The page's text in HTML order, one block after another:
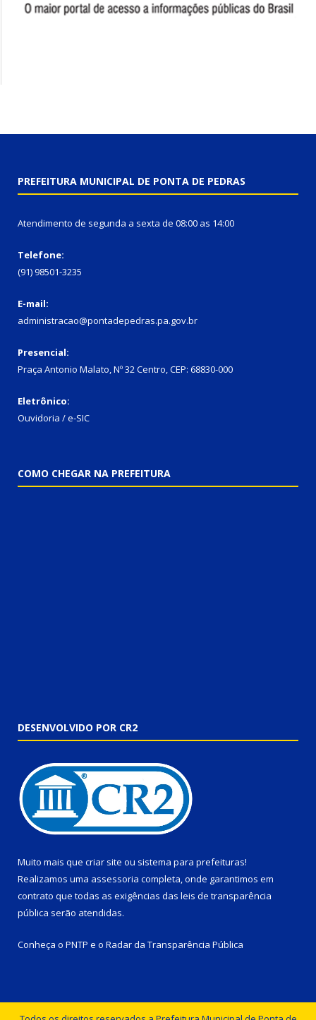
PREFEITURA MUNICIPAL DE PONTA DE PEDRAS
Atendimento de segunda a sexta de 08:00 as 14:00
Telefone:
(91) 98501-3235
E-mail:
administracao@pontadepedras.pa.gov.br
Presencial:
Praça Antonio Malato, Nº 32 Centro, CEP: 68830-000
Eletrônico:
Ouvidoria / e-SIC
COMO CHEGAR NA PREFEITURA
DESENVOLVIDO POR CR2
Muito mais que criar site ou sistema para prefeituras!
Realizamos uma assessoria completa, onde garantimos em
contrato que todas as exigências das leis de transparência
pública serão atendidas.
Conheça o PNTP e o Radar da Transparência Pública